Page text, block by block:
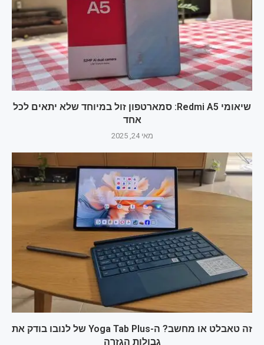
שיאומי Redmi A5: סמארטפון זול במיוחד שלא יתאים לכל
אחד
מאי 24, 2025
זה טאבלט או מחשב? ה-Yoga Tab Plus של לנובו בודק את
גבולות הגזרה